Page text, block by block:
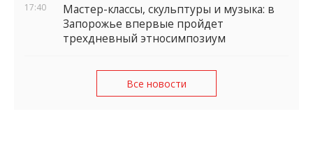
17:40
Мастер-классы, скульптуры и музыка: в
Запорожье впервые пройдет
трехдневный этносимпозиум
Все новости